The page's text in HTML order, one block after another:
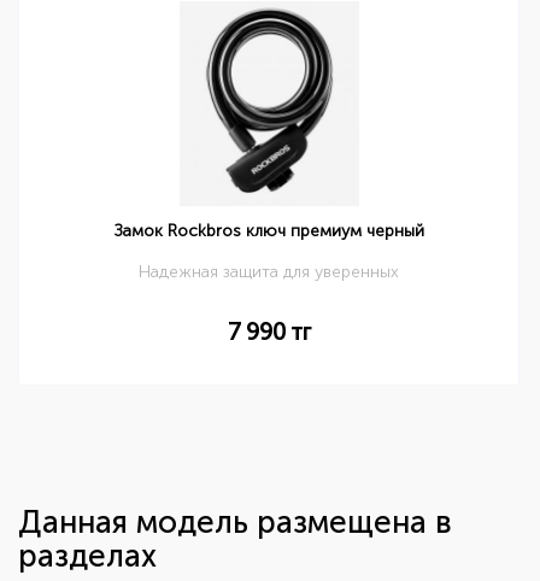
Замок Rockbros ключ премиум черный
Надежная защита для уверенных
7 990тг
Данная модель размещена в
разделах